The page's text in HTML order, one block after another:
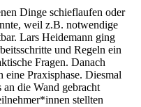
Dinge schieflaufen oder
weil z.B. notwendige
Lars Heidemann ging
und Regeln ein
Fragen. Danach
Praxisphase. Diesmal
die Wand gebracht
stellten